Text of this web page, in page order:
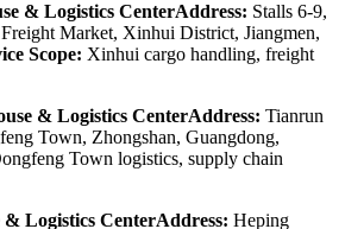
& Logistics CenterAddress: Stalls 6-9,
Market, Xinhui District, Jiangmen,
Scope: Xinhui cargo handling, freight
& Logistics CenterAddress: Tianrun
Town, Zhongshan, Guangdong,
Town logistics, supply chain
& Logistics CenterAddress: Heping